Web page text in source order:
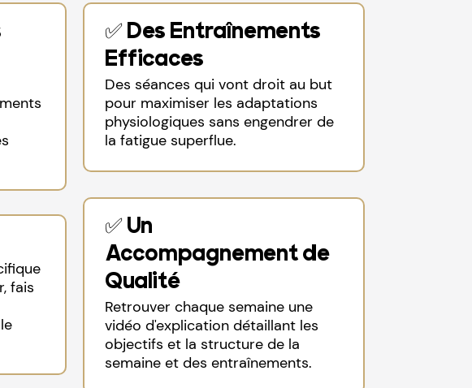
fais
✅ Des Entraînements
Efficaces
Des séances qui vont droit au but
pour maximiser les adaptations
physiologiques sans engendrer de
la fatigue superflue.
✅ Un
Accompagnement de
Qualité
Retrouver chaque semaine une
vidéo d'explication détaillant les
objectifs et la structure de la
semaine et des entraînements.